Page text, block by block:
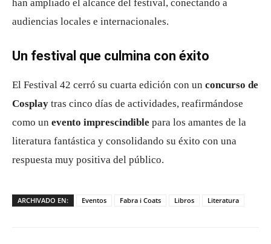
han ampliado el alcance del festival, conectando a
audiencias locales e internacionales.
Un festival que culmina con éxito
El Festival 42 cerró su cuarta edición con un concurso de
Cosplay tras cinco días de actividades, reafirmándose
como un evento imprescindible para los amantes de la
literatura fantástica y consolidando su éxito con una
respuesta muy positiva del público.
ARCHIVADO EN: Eventos Fabra i Coats Libros Literatura